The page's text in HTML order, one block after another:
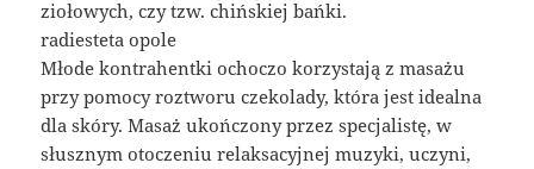
ziołowych, czy tzw. chińskiej bańki.
radiesteta opole
Młode kontrahentki ochoczo korzystają z masażu
przy pomocy roztworu czekolady, która jest idealna
dla skóry. Masaż ukończony przez specjalistę, w
słusznym otoczeniu relaksacyjnej muzyki, uczyni,